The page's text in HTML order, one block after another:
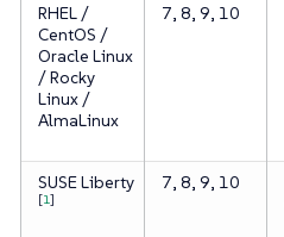
RHEL /
CentOS /
Oracle Linux
/ Rocky
Linux /
AlmaLinux
7, 8, 9, 10
SUSE Liberty
[1]
7, 8, 9, 10